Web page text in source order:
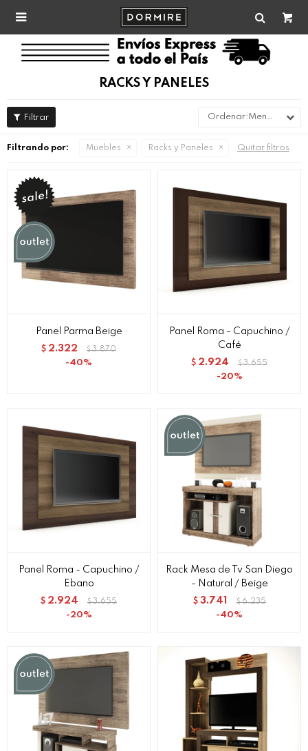

RACKS Y PANELES
Menor precio
Filtrando por: Muebles Racks y Paneles Quitar filtros
Panel Parma Beige
$ 2.322 $ 3.870
40
Panel Roma - Capuchino /
Café
$ 2.924 $ 3.655
20
Panel Roma - Capuchino /
Ebano
$ 2.924 $ 3.655
20
Rack Mesa de Tv San Diego
- Natural / Beige
$ 3.741 $ 6.235
40